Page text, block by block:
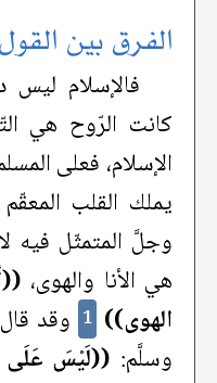
الفرق بين
فالإسلام ليس
كانت الرّوح هي
الإسلام، فعلى
يملك القلب
وجلَّ المتمثّل فيه لا
هي الأنا والهوى،
الهوى)) 1 وقد
وسلَّم: ((لَيْسَ عَلَى